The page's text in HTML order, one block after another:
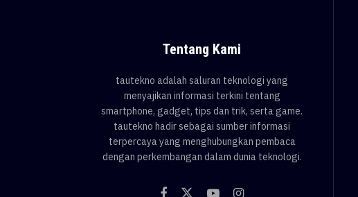
Tentang Kami
tautekno adalah saluran teknologi yang
menyajikan informasi terkini tentang
smartphone, gadget, tips dan trik, serta game.
tautekno hadir sebagai sumber informasi
terpercaya yang menghubungkan pembaca
dengan perkembangan dalam dunia teknologi.